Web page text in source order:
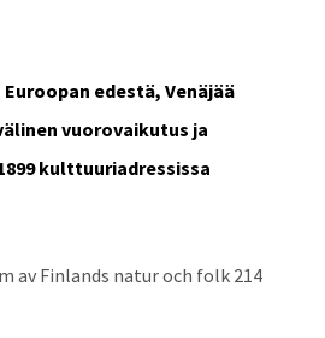
edestä, Venäjää
vuorovaikutus ja
kulttuuriadressissa
av Finlands natur och folk 214